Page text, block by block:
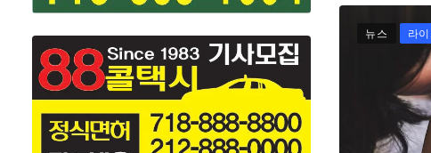
뉴스 라